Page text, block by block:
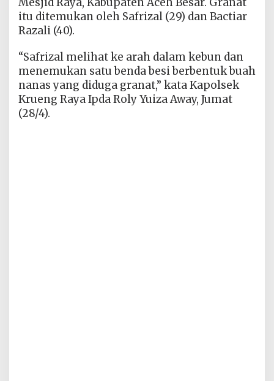
itu ditemukan oleh Safrizal (29) dan Bactiar
Razali (40).
“Safrizal melihat ke arah dalam kebun dan
menemukan satu benda besi berbentuk buah
nanas yang diduga granat,” kata Kapolsek
Krueng Raya Ipda Roly Yuiza Away, Jumat
(28/4).